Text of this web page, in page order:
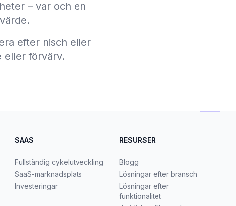
– var och en
efter nisch eller
eller förvärv.
SAAS
Fullständig cykelutveckling
SaaS-marknadsplats
Investeringar
RESURSER
Blogg
Lösningar efter bransch
Lösningar efter
funktionalitet